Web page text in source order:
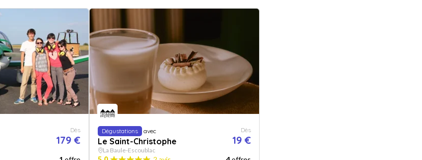
Dès
179 €
Dégustations avec
Le Saint-Christophe
Dès
19 €
La Baule-Escoublac